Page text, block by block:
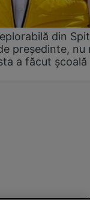
din
președinte, nu
a făcut școală